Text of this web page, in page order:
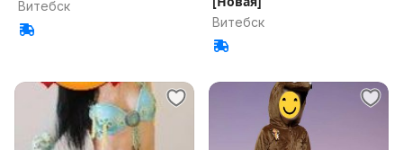
Витебск
Витебск